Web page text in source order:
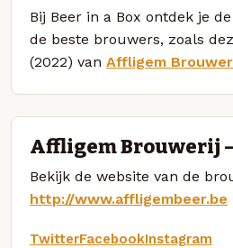
Bij Beer in a Box ontdek je
de beste brouwers, zoals
(2022) van Affligem
Affligem Brouwerij
Bekijk de website van de
http://www.affligembeer.be
TwitterFacebookInstagram